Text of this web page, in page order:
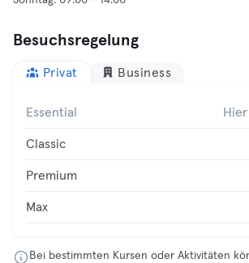
Besuchsregelung
Privat Business
Essential
Classic
Premium
Max
Bei bestimmten Kursen oder Aktivitäten